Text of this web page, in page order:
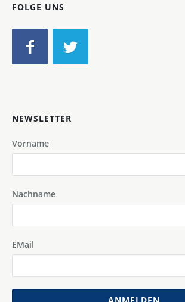
FOLGE UNS
NEWSLETTER
Vorname
Nachname
EMail